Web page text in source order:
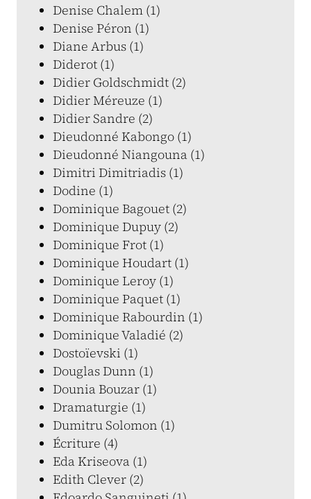
Denise Chalem (1)
Denise Péron (1)
Diane Arbus (1)
Diderot (1)
Didier Goldschmidt (2)
Didier Méreuze (1)
Didier Sandre (2)
Dieudonné Kabongo (1)
Dieudonné Niangouna (1)
Dimitri Dimitriadis (1)
Dodine (1)
Dominique Bagouet (2)
Dominique Dupuy (2)
Dominique Frot (1)
Dominique Houdart (1)
Dominique Leroy (1)
Dominique Paquet (1)
Dominique Rabourdin (1)
Dominique Valadié (2)
Dostoïevski (1)
Douglas Dunn (1)
Dounia Bouzar (1)
Dramaturgie (1)
Dumitru Solomon (1)
Écriture (4)
Eda Kriseova (1)
Edith Clever (2)